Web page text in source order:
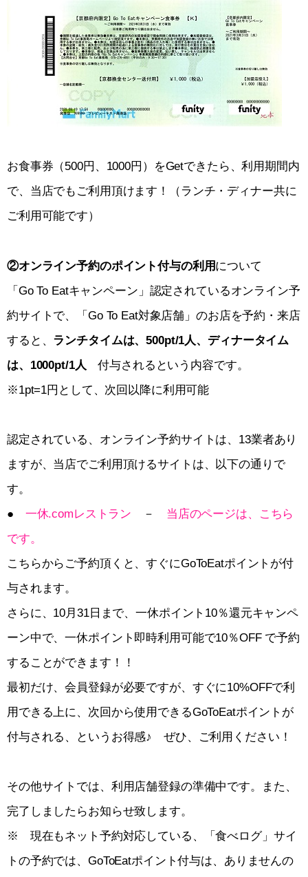
お食事券（500円、1000円）をGetできたら、利用期間内
で、当店でもご利用頂けます！（ランチ・ディナー共に
ご利用可能です）
②オンライン予約のポイント付与の利用について
「Go To Eatキャンペーン」認定されているオンライン予
約サイトで、「Go To Eat対象店舗」のお店を予約・来店
すると、 ランチタイムは、500pt/1人、ディナータイム
は、1000pt/1人 付与されるという内容です。
※1pt=1円として、次回以降に利用可能
認定されている、オンライン予約サイトは、13業者あり
ますが、当店でご利用頂けるサイトは、以下の通りで
す。
● 一休.comレストラン － 当店のページは、こちら
です。
こちらからご予約頂くと、すぐにGoToEatポイントが付
与されます。
さらに、10月31日まで、一休ポイント10％還元キャンペ
ーン中で、一休ポイント即時利用可能で10％OFF で予約
することができます！！
最初だけ、会員登録が必要ですが、すぐに10%OFFで利
用できる上に、次回から使用できるGoToEatポイントが
付与される、というお得感♪ ぜひ、ご利用ください！
その他サイトでは、利用店舗登録の準備中です。また、
完了しましたらお知らせ致します。
※ 現在もネット予約対応している、「食べログ」サイ
トの予約では、GoToEatポイント付与は、ありませんの